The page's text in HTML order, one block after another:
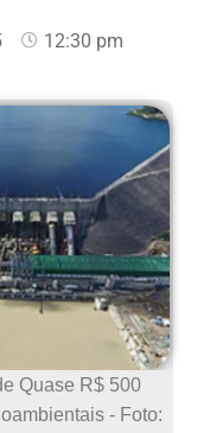
12:30 pm
Quase R$ 500
- Foto: